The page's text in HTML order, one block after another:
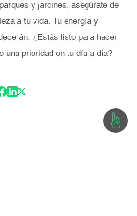
y jardines, asegúrate de
a tu vida. Tu energía y
¿Estás listo para hacer
una prioridad en tu día a día?